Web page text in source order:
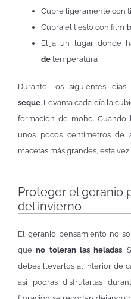
Cubre ligeramente con
Cubra el tiesto con film
Elija un lugar donde
de temperatura
Durante los siguientes
seque. Levanta cada día la
formación de moho. Cuando
unos pocos centímetros de
macetas más grandes, esta
Proteger el geranio
del invierno
El geranio pensamiento no
queno toleran las heladas.
debes llevarlos al interior de
así podrás disfrutarlas